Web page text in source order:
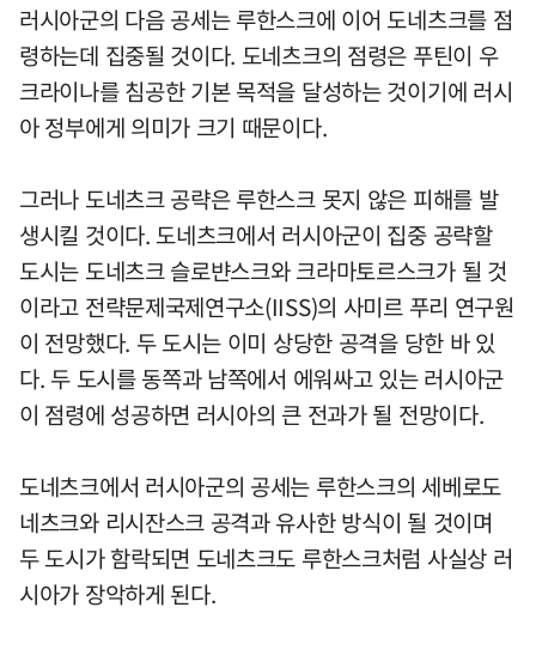
러시아군의 다음 공세는 루한스크에 이어 도네츠크를 점
령하는데 집중될 것이다. 도네츠크의 점령은 푸틴이 우
크라이나를 침공한 기본 목적을 달성하는 것이기에 러시
아 정부에게 의미가 크기 때문이다.
그러나 도네츠크 공략은 루한스크 못지 않은 피해를 발
생시킬 것이다. 도네츠크에서 러시아군이 집중 공략할
도시는 도네츠크 슬로뱐스크와 크라마토르스크가 될 것
이라고 전략문제국제연구소(IISS)의 사미르 푸리 연구원
이 전망했다. 두 도시는 이미 상당한 공격을 당한 바 있
다. 두 도시를 동쪽과 남쪽에서 에워싸고 있는 러시아군
이 점령에 성공하면 러시아의 큰 전과가 될 전망이다.
도네츠크에서 러시아군의 공세는 루한스크의 세베로도
네츠크와 리시잔스크 공격과 유사한 방식이 될 것이며
두 도시가 함락되면 도네츠크도 루한스크처럼 사실상 러
시아가 장악하게 된다.